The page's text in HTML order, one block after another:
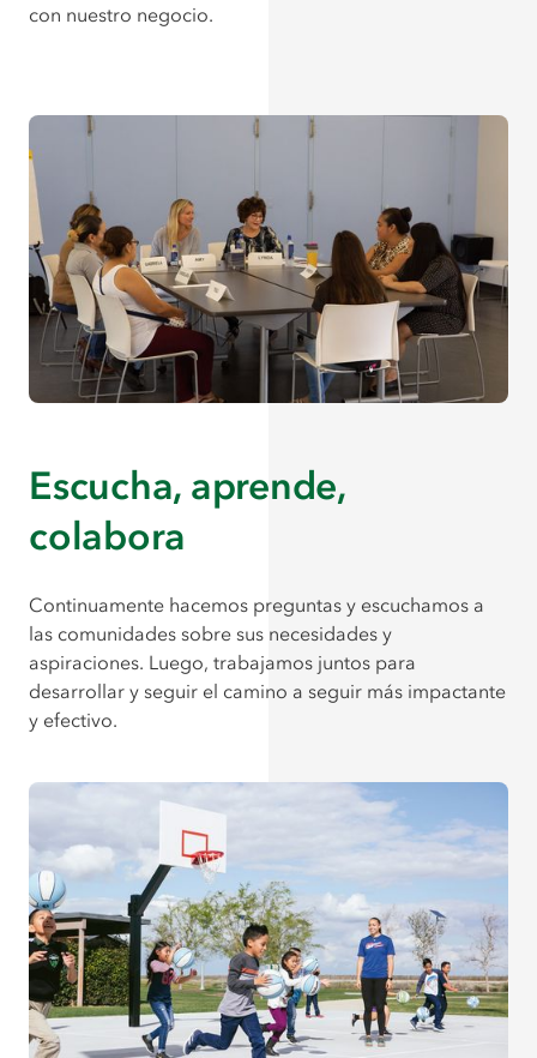
con nuestro negocio.
Escucha, aprende,
colabora
Continuamente hacemos preguntas y escuchamos a
las comunidades sobre sus necesidades y
aspiraciones. Luego, trabajamos juntos para
desarrollar y seguir el camino a seguir más impactante
y efectivo.